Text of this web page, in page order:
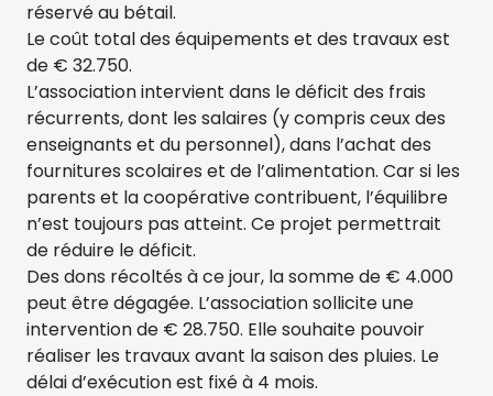
réservé au bétail.
Le coût total des équipements et des travaux est
de € 32.750.
L’association intervient dans le déficit des frais
récurrents, dont les salaires (y compris ceux des
enseignants et du personnel), dans l’achat des
fournitures scolaires et de l’alimentation. Car si les
parents et la coopérative contribuent, l’équilibre
n’est toujours pas atteint. Ce projet permettrait
de réduire le déficit.
Des dons récoltés à ce jour, la somme de € 4.000
peut être dégagée. L’association sollicite une
intervention de € 28.750. Elle souhaite pouvoir
réaliser les travaux avant la saison des pluies. Le
délai d’exécution est fixé à 4 mois.